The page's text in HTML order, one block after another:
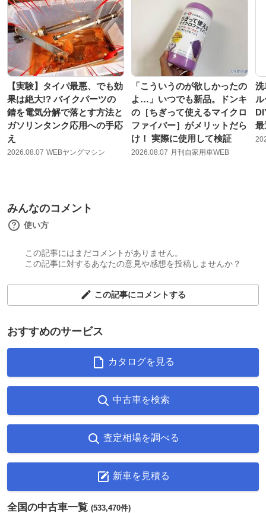
【実験】タイパ最悪、でも効
果は絶大!? バイクパーツの
錆を電気分解で落とす方法と
ガソリンタンク応用への手応
え
2026.08.07 WEBヤングマシン
「こういうのが欲しかったの
よ…」いつでも新品。ドンキ
の［ちぎって使えるマイクロ
ファイバー］がメリットだら
け！ 実際に使用して検証
2026.08.07 月刊自家用車WEB
最
みんなのコメント
使い方
この記事にはまだコメントがありません。
この記事に対するあなたの意見や感想を投稿しませんか？
この記事にコメントする
おすすめのサービス
カタログを見る
中古車を検索
査定相場を調べる
新車を見積る
全国の中古車一覧 (533,470件)